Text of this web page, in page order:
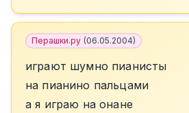
Перашки.ру (06.05.2004)
играют шумно пианисты
на пианино пальцами
а я играю на онане